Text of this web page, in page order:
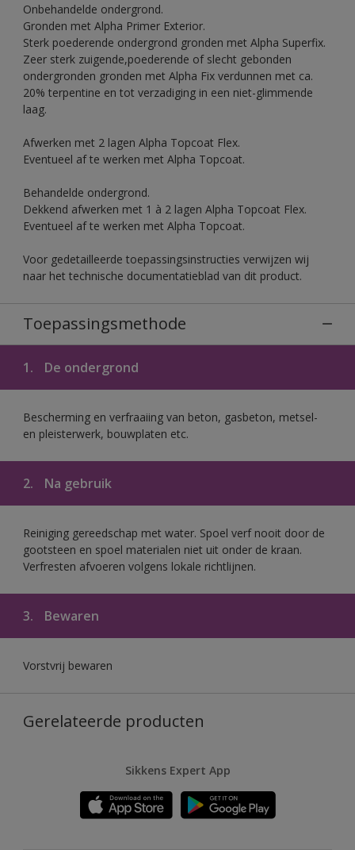
Onbehandelde ondergrond.
Gronden met Alpha Primer Exterior.
Sterk poederende ondergrond gronden met Alpha Superfix.
Zeer sterk zuigende,poederende of slecht gebonden
ondergronden gronden met Alpha Fix verdunnen met ca.
20% terpentine en tot verzadiging in een niet-glimmende
laag.
Afwerken met 2 lagen Alpha Topcoat Flex.
Eventueel af te werken met Alpha Topcoat.
Behandelde ondergrond.
Dekkend afwerken met 1 à 2 lagen Alpha Topcoat Flex.
Eventueel af te werken met Alpha Topcoat.
Voor gedetailleerde toepassingsinstructies verwijzen wij
naar het technische documentatieblad van dit product.
Toepassingsmethode
1. De ondergrond
Bescherming en verfraaiing van beton, gasbeton, metsel-
en pleisterwerk, bouwplaten etc.
2. Na gebruik
Reiniging gereedschap met water. Spoel verf nooit door de
gootsteen en spoel materialen niet uit onder de kraan.
Verfresten afvoeren volgens lokale richtlijnen.
3. Bewaren
Vorstvrij bewaren
Gerelateerde producten
Sikkens Expert App